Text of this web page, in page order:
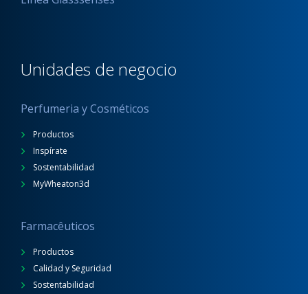
Unidades de negocio
Perfumeria y Cosméticos
Productos
Inspírate
Sostentabilidad
MyWheaton3d
Farmacêuticos
Productos
Calidad y Seguridad
Sostentabilidad